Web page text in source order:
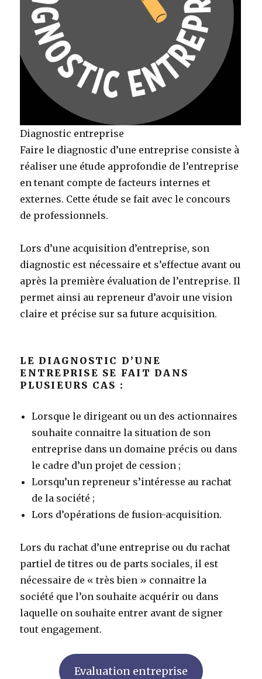
Diagnostic entreprise
Faire le diagnostic d’une entreprise consiste à
réaliser une étude approfondie de l’entreprise
en tenant compte de facteurs internes et
externes. Cette étude se fait avec le concours
de professionnels.
Lors d’une acquisition d’entreprise, son
diagnostic est nécessaire et s’effectue avant ou
après la première évaluation de l’entreprise. Il
permet ainsi au repreneur d’avoir une vision
claire et précise sur sa future acquisition.
LE DIAGNOSTIC D’UNE
ENTREPRISE SE FAIT DANS
PLUSIEURS CAS :
Lorsque le dirigeant ou un des actionnaires
souhaite connaitre la situation de son
entreprise dans un domaine précis ou dans
le cadre d’un projet de cession ;
Lorsqu’un repreneur s’intéresse au rachat
de la société ;
Lors d’opérations de fusion-acquisition.
Lors du rachat d’une entreprise ou du rachat
partiel de titres ou de parts sociales, il est
nécessaire de « très bien » connaitre la
société que l’on souhaite acquérir ou dans
laquelle on souhaite entrer avant de signer
tout engagement.
Evaluation entreprise